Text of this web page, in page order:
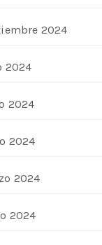
2024
2024
2024
2024
2024
2024